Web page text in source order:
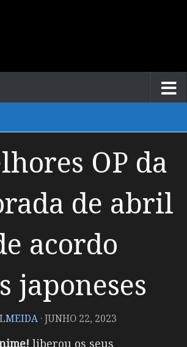
OP da
de abril
acordo
japoneses
·JUNHO 22, 2023
liberou os seus